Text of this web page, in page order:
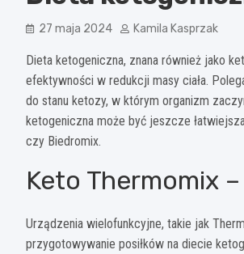
27 maja 2024 Kamila Kasprzak
Dieta ketogeniczna, znana również jako
efektywności w redukcji masy ciała.
do stanu ketozy, w którym organizm
ketogeniczna może być jeszcze
czy Biedromix.
Keto Thermomix
Urządzenia wielofunkcyjne, takie jak
przygotowywanie posiłków na diecie